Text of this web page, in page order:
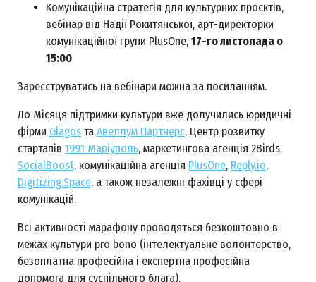
Комунікаційна стратегія для культурних проєктів,
вебінар від Надії Рокитянської, арт-директорки
комунікаційної групи PlusOne, 17-го листопада о
15:00
Зареєструватись на вебінари можна за посиланням.
До Місяця підтримки культури вже долучились юридичні
фірми Glagos та Авеллум Партнерс, Центр розвитку
стартапів 1991 Маріуполь, маркетингова агенція 2Birds,
SocialBoost, комунікаційна агенція PlusOne, Reply.io,
Digitizing.Space, а також незалежні фахівці у сфері
комунікацій.
Всі активності марафону проводяться безкоштовно в
межах культури pro bono (інтелектуальне волонтерство,
безоплатна професійна і експертна професійна
допомога для суспільного блага).